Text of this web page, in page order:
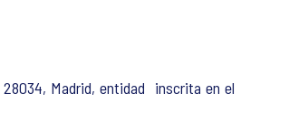
28034, Madrid, entidad inscrita en el